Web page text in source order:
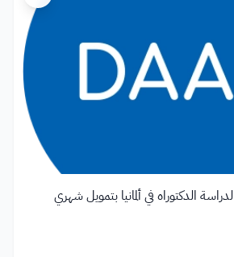
منحة DAAD 2026 لدراسة الدكتوراه في ألمانيا بتمويل شهري